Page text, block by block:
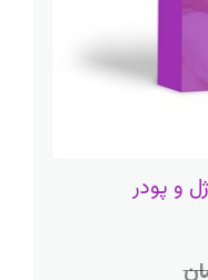
و پودر